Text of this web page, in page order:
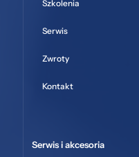
Szkolenia
Serwis
Zwroty
Kontakt
Serwis i akcesoria